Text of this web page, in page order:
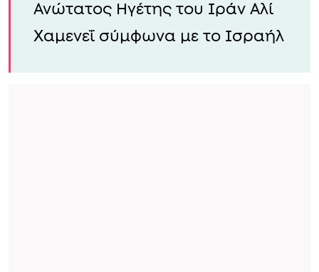
Ανώτατος Ηγέτης του Ιράν Αλί
Χαμενεΐ σύμφωνα με το Ισραήλ